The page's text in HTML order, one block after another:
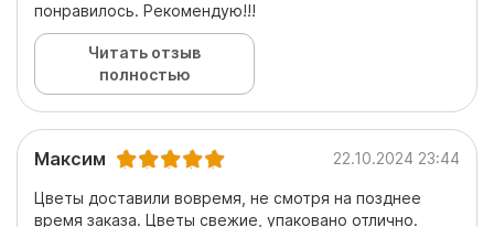
понравилось. Рекомендую!!!
Читать отзыв
полностью
Максим 22.10.2024 23:44
Цветы доставили вовремя, не смотря на позднее
время заказа. Цветы свежие, упаковано отлично.